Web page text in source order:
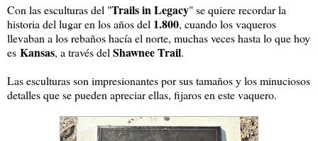
Con las esculturas del "Trails in Legacy" se quiere recordar la
historia del lugar en los años del 1.800, cuando los vaqueros
llevaban a los rebaños hacía el norte, muchas veces hasta lo que hoy
es Kansas, a través del Shawnee Trail.
Las esculturas son impresionantes por sus tamaños y los minuciosos
detalles que se pueden apreciar ellas, fijaros en este vaquero.